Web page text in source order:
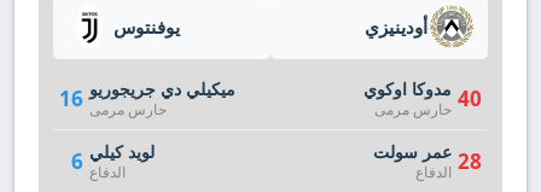
يوفنتوس
16 ميكيلي دي جريجوريو
حارس مرمى
6 لويد كيلي
الدفاع
أودينيزي
40 مدوكا اوكوي
حارس مرمى
28 عمر سولت
الدفاع